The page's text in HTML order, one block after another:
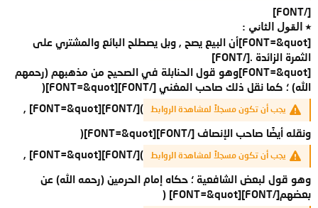
[/FONT]
٭ القول الثاني :
[FONT=&quot]أن البيع يصح , وبل يصطلح البائع والمشتري على
الثمرة الزائدة .[/FONT]
[FONT=&quot]وهو قول الحنابلة في الصحيح من مذهبهم (رحمهم
الله) ؛ كما نقل ذلك صاحب المغني [/FONT][FONT=&quot](
يجب أن تكون مسجلاً لمشاهدة الروابط
)[/FONT][FONT=&quot] ,
ونقله أيضًا صاحب الإنصاف [/FONT][FONT=&quot](
يجب أن تكون مسجلاً لمشاهدة الروابط
)[/FONT][FONT=&quot] ,
وهو قول لبعض الشافعية ؛ حكاه إمام الحرمين (رحمه الله) عن
بعضهم[/FONT][FONT=&quot] (